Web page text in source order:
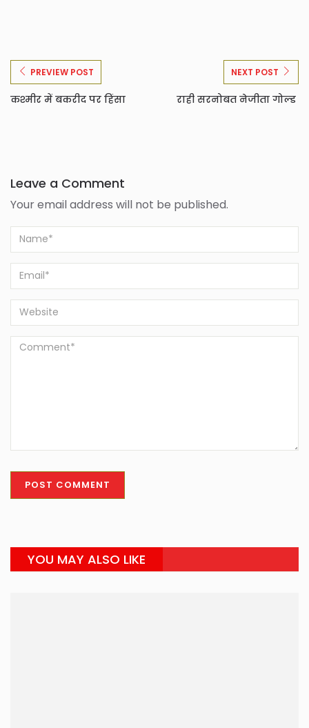
PREVIEW POST
कश्मीर में बकरीद पर हिंसा
NEXT POST
राही सरनोबत नेजीता गोल्ड
Leave a Comment
Your email address will not be published.
YOU MAY ALSO LIKE